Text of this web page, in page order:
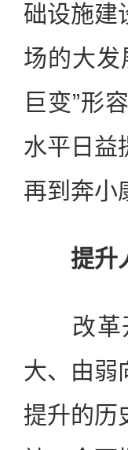
础设施建
场的大发
巨变”形
水平日益
再到奔小
提升
改革开
大、由弱
提升的历